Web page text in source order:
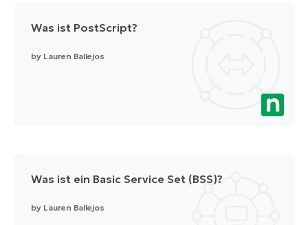
Was ist PostScript?
by Lauren Ballejos
Was ist ein Basic Service Set (BSS)?
by Lauren Ballejos